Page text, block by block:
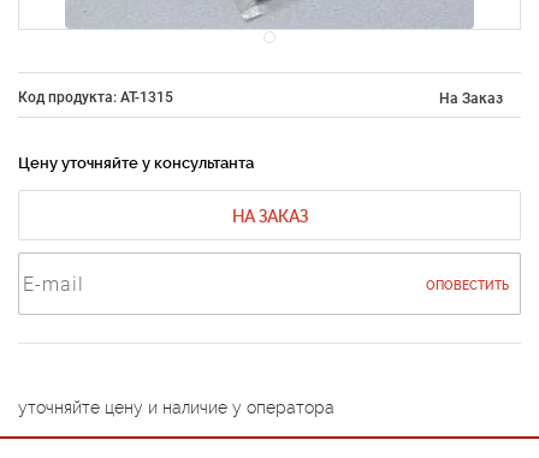
Код продукта: AT-1315 На Заказ
Цену уточняйте у консультанта
НА ЗАКАЗ
ОПОВЕСТИТЬ
уточняйте цену и наличие у оператора